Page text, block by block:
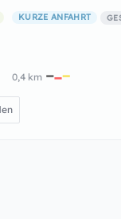
KURZE ANFAHRT
0,4 km